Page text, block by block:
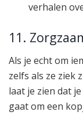
verhalen
11.
Als je echt om
zelfs als ze ziek
laat je zien dat
gaat om een